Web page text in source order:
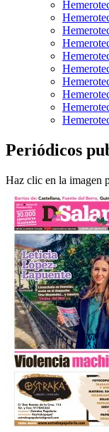
Periódicos
Haz clic en la imagen